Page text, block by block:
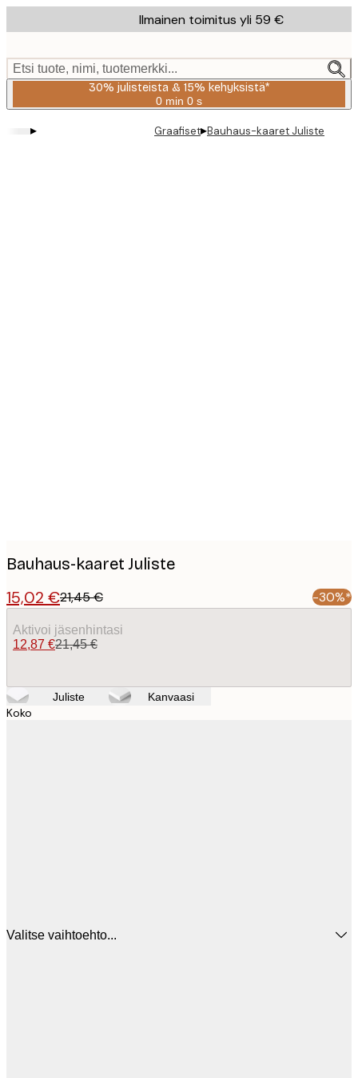
to
content.
Ilmainen toimitus yli 59 €
Etsi tuote, nimi, tuotemerkki...
30% julisteista & 15% kehyksistä*
0 min 0 s
Voimassa
2026-
▸ Graafiset▸Bauhaus-kaaret Juliste
Bauhaus-kaaret Juliste
15,02 €21,45 € -30%*
Aktivoi jäsenhintasi
12,87 €21,45 €
Juliste Kanvaasi
Koko
Valitse vaihtoehto...